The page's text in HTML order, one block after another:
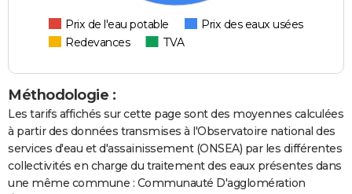
Prix de l'eau potable
Prix des eaux usées
Redevances
TVA
Méthodologie :
Les tarifs affichés sur cette page sont des moyennes calculées
à partir des données transmises à l'Observatoire national des
services d'eau et d'assainissement (ONSEA) par les différentes
collectivités en charge du traitement des eaux présentes dans
une même commune : Communauté D'agglomération